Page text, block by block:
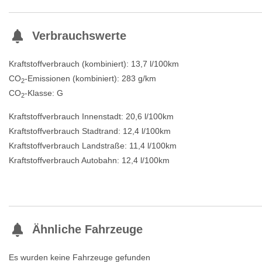
Verbrauchswerte
Kraftstoffverbrauch (kombiniert): 13,7 l/100km
CO2-Emissionen (kombiniert): 283 g/km
CO2-Klasse: G
Kraftstoffverbrauch Innenstadt: 20,6 l/100km
Kraftstoffverbrauch Stadtrand: 12,4 l/100km
Kraftstoffverbrauch Landstraße: 11,4 l/100km
Kraftstoffverbrauch Autobahn: 12,4 l/100km
Ähnliche Fahrzeuge
Es wurden keine Fahrzeuge gefunden